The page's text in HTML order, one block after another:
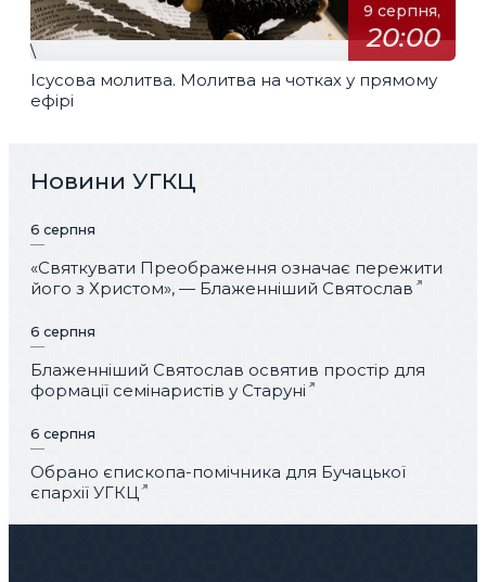
9 серпня,
20:00
\
Ісусова молитва. Молитва на чотках у прямому
ефірі
Новини УГКЦ
6 серпня
«Святкувати Преображення означає пережити
його з Христом», — Блаженніший Святослав
6 серпня
Блаженніший Святослав освятив простір для
формації семінаристів у Старуні
6 серпня
Обрано єпископа-помічника для Бучацької
єпархії УГКЦ